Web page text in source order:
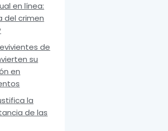
en línea:
del crimen
de
su
en
la
de las